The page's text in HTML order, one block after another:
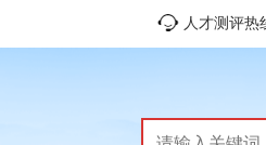
人才测评热